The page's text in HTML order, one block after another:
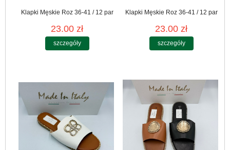
Klapki Męskie Roz 36-41 / 12 par
23.00 zł
szczegóły
Klapki Męskie Roz 36-41 / 12 par
23.00 zł
szczegóły